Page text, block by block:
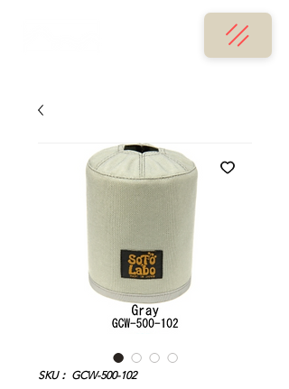
SKU： GCW-500-102